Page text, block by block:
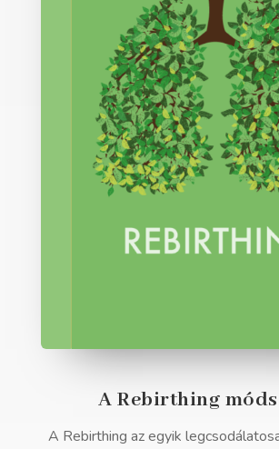
A Rebirthing
A Rebirthing az egyik